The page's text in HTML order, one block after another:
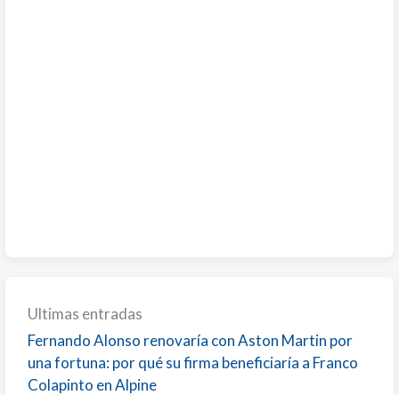
Ultimas entradas
Fernando Alonso renovaría con Aston Martin por
una fortuna: por qué su firma beneficiaría a Franco
Colapinto en Alpine